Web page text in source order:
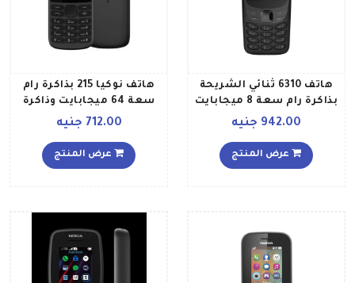
هاتف 6310 ثنائي الشريحة
بذاكرة رام سعة 8 ميجابايت
بلون أسود إصدار الشرق
942.00 جنيه
عرض المنتج
هاتف نوكيا 215 بذاكرة رام
سعة 64 ميجابايت وذاكرة
داخلية سعة 128 ميجابايت
الإمارات العربية المتحدة،
712.00 جنيه
عرض المنتج